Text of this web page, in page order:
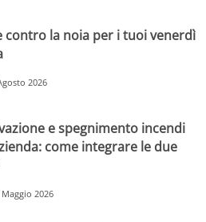
contro la noia per i tuoi venerdì
2026
e spegnimento incendi
come integrare le due
Maggio 2026